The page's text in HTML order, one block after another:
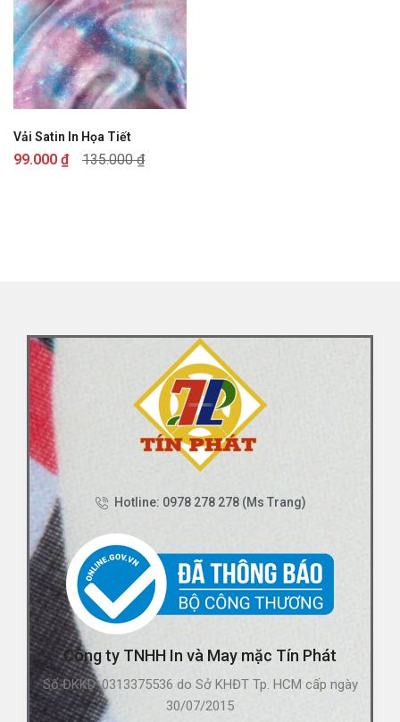
Vải Satin In Họa Tiết
135.000₫
99.000 ₫
Hotline: 0978 278 278 (Ms Trang)
Công ty TNHH In và May mặc Tín Phát
Số ĐKKD: 0313375536 do Sở KHĐT Tp. HCM cấp ngày
30/07/2015